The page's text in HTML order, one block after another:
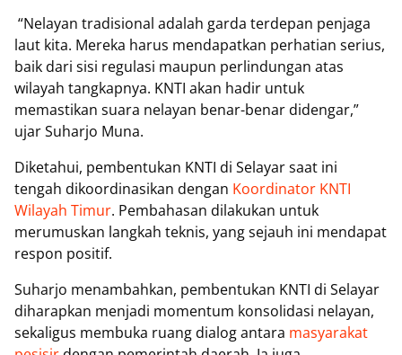
‎ “Nelayan tradisional adalah garda terdepan penjaga
laut kita. Mereka harus mendapatkan perhatian serius,
baik dari sisi regulasi maupun perlindungan atas
wilayah tangkapnya. KNTI akan hadir untuk
memastikan suara nelayan benar-benar didengar,”
ujar Suharjo Muna.
‎Diketahui, pembentukan KNTI di Selayar saat ini
tengah dikoordinasikan dengan Koordinator KNTI
Wilayah Timur. Pembahasan dilakukan untuk
merumuskan langkah teknis, yang sejauh ini mendapat
respon positif.
‎Suharjo menambahkan, pembentukan KNTI di Selayar
diharapkan menjadi momentum konsolidasi nelayan,
sekaligus membuka ruang dialog antara masyarakat